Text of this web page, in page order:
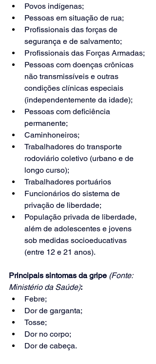
Povos indígenas;
Pessoas em situação de rua;
Profissionais das forças de
segurança e de salvamento;
Profissionais das Forças Armadas;
Pessoas com doenças crônicas
não transmissíveis e outras
condições clínicas especiais
(independentemente da idade);
Pessoas com deficiência
permanente;
Caminhoneiros;
Trabalhadores do transporte
rodoviário coletivo (urbano e de
longo curso);
Trabalhadores portuários
Funcionários do sistema de
privação de liberdade;
População privada de liberdade,
além de adolescentes e jovens
sob medidas socioeducativas
(entre 12 e 21 anos).
Principais sintomas da gripe (Fonte:
Ministério da Saúde):
Febre;
Dor de garganta;
Tosse;
Dor no corpo;
Dor de cabeça.